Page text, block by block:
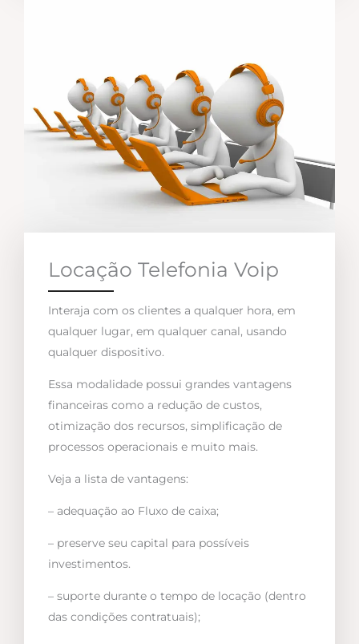
Locação Telefonia Voip
Interaja com os clientes a qualquer hora, em
qualquer lugar, em qualquer canal, usando
qualquer dispositivo.
Essa modalidade possui grandes vantagens
financeiras como a redução de custos,
otimização dos recursos, simplificação de
processos operacionais e muito mais.
Veja a lista de vantagens:
– adequação ao Fluxo de caixa;
– preserve seu capital para possíveis
investimentos.
– suporte durante o tempo de locação (dentro
das condições contratuais);